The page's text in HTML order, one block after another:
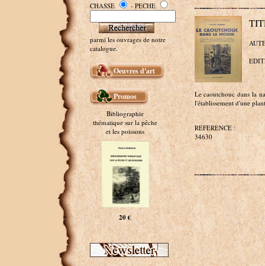
CHASSE - PECHE
parmi les ouvrages de notre
catalogue.
Oeuvres d'art
Promos
Bibliographie
thématique sur la pêche
et les poissons
20 €
Le caoutchouc dans la
l'établissement d'une
REFERENCE :
34630